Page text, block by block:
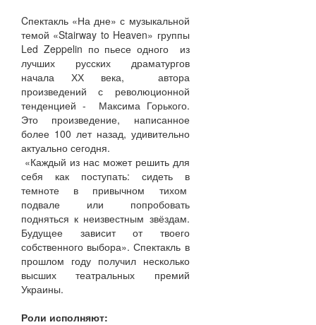
Cпектакль «На дне» с музыкальной
темой «Stairway to Heaven» группы
Led Zeppelin по пьесе одного из
лучших русских драматургов
начала ХХ века, автора
произведений с революционной
тенденцией - Максима Горького.
Это произведение, написанное
более 100 лет назад, удивительно
актуально сегодня.
«Каждый из нас может решить для
себя как поступать: сидеть в
темноте в привычном тихом
подвале или попробовать
подняться к неизвестным звёздам.
Будущее зависит от твоего
собственного выбора». Спектакль в
прошлом году получил несколько
высших театральных премий
Украины.
Роли исполняют: